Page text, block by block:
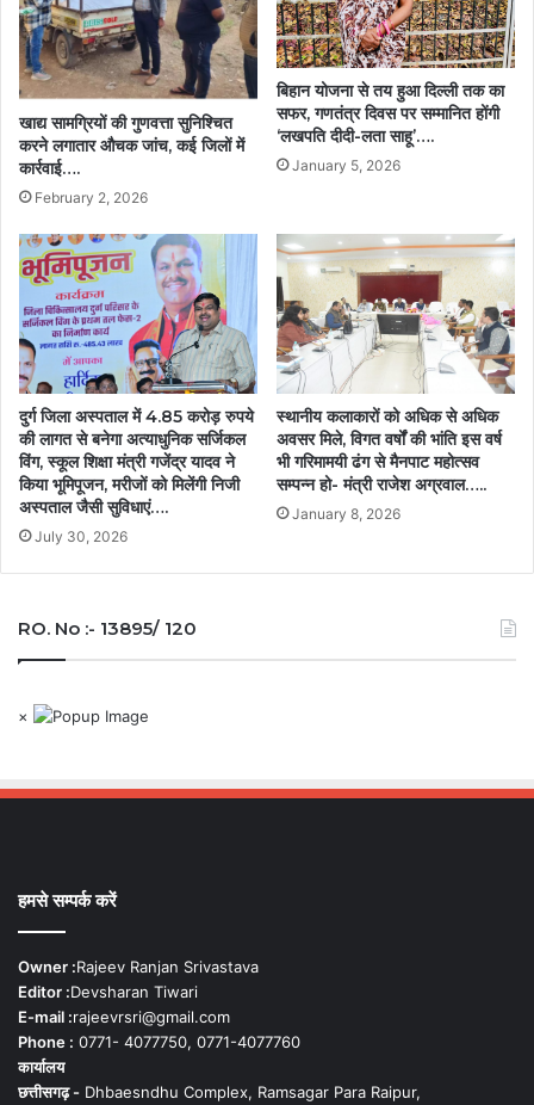
खाद्य सामग्रियों की गुणवत्ता सुनिश्चित
करने लगातार औचक जांच, कई जिलों में
कार्रवाई….
February 2, 2026
बिहान योजना से तय हुआ दिल्ली तक का
सफर, गणतंत्र दिवस पर सम्मानित होंगी
‘लखपति दीदी-लता साहू’….
January 5, 2026
दुर्ग जिला अस्पताल में 4.85 करोड़ रुपये
की लागत से बनेगा अत्याधुनिक सर्जिकल
विंग, स्कूल शिक्षा मंत्री गजेंद्र यादव ने
किया भूमिपूजन, मरीजों को मिलेंगी निजी
अस्पताल जैसी सुविधाएं….
July 30, 2026
स्थानीय कलाकारों को अधिक से अधिक
अवसर मिले, विगत वर्षों की भांति इस वर्ष
भी गरिमामयी ढंग से मैनपाट महोत्सव
सम्पन्न हो- मंत्री राजेश अग्रवाल…..
January 8, 2026
RO. No :- 13895/ 120
×
हमसे सम्पर्क करें
Owner :Rajeev Ranjan Srivastava
Editor :Devsharan Tiwari
E-mail :rajeevrsri@gmail.com
Phone : 0771- 4077750, 0771-4077760
कार्यालय
छत्तीसगढ़ - Dhbaesndhu Complex, Ramsagar Para Raipur,